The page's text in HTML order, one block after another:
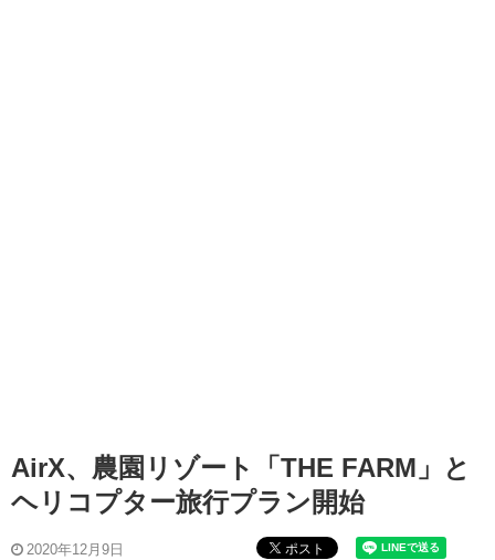
AirX、農園リゾート「THE FARM」と
ヘリコプター旅行プラン開始
2020年12月9日 ポスト